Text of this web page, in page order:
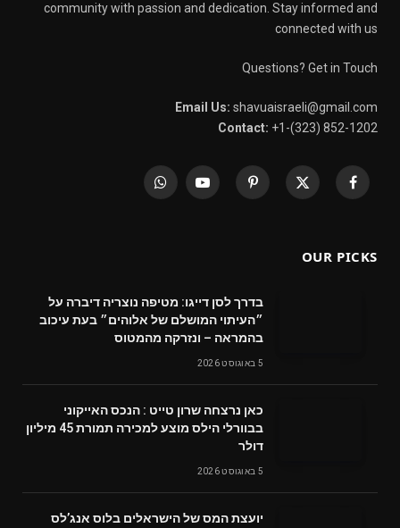
community with passion and dedication. Stay informed and
connected with us
Questions? Get in Touch
Email Us: shavuaisraeli@gmail.com
Contact: +1-(323) 852-1202
Facebook
X
Pinterest
YouTube
WhatsApp
OUR PICKS
בדרך לסן דייגו: מטיפה נוצריה דיברה על
״העיתוי המושלם של אלוהים״ בעת עיכוב
בהמראה – ונזרקה מהמטוס
5 באוגוסט 2026
‬דולר
5 באוגוסט 2026